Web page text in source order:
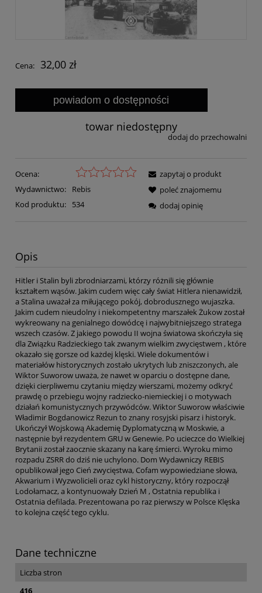
Cena: 32,00 zł
powiadom o dostępności
towar niedostępny
dodaj do przechowalni
Ocena:
Wydawnictwo:
Rebis
Kod produktu:
534
zapytaj o produkt
poleć znajomemu
dodaj opinię
Opis
Hitler i Stalin byli zbrodniarzami, którzy różnili się głównie
kształtem wąsów. Jakim cudem więc cały świat Hitlera nienawidził,
a Stalina uważał za miłującego pokój, dobrodusznego wujaszka.
Jakim cudem nieudolny i niekompetentny marszałek Żukow został
wykreowany na genialnego dowódcę i najwybitniejszego stratega
wszech czasów. Z jakiego powodu II wojna światowa skończyła się
dla Związku Radzieckiego tak zwanym wielkim zwycięstwem , które
okazało się gorsze od każdej klęski. Wiele dokumentów i
materiałów historycznych zostało ukrytych lub zniszczonych, ale
Wiktor Suworow uważa, że nawet w oparciu o dostępne dane,
dzięki cierpliwemu czytaniu między wierszami, możemy odkryć
prawdę o przebiegu wojny radziecko-niemieckiej i o motywach
działań komunistycznych przywódców. Wiktor Suworow właściwie
Władimir Bogdanowicz Rezun to znany rosyjski pisarz i historyk.
Ukończył Wojskową Akademię Dyplomatyczną w Moskwie, a
następnie był rezydentem GRU w Genewie. Po ucieczce do Wielkiej
Brytanii został zaocznie skazany na karę śmierci. Wyroku mimo
rozpadu ZSRR do dziś nie uchylono. Dom Wydawniczy REBIS
opublikował jego Cień zwycięstwa, Cofam wypowiedziane słowa,
Akwarium i Wyzwolicieli oraz cykl historyczny, który rozpoczął
Lodołamacz, a kontynuowały Dzień M , Ostatnia republika i
Ostatnia defilada. Prezentowana po raz pierwszy w Polsce Klęska
to kolejna część tego cyklu.
Dane techniczne
Liczba stron
416